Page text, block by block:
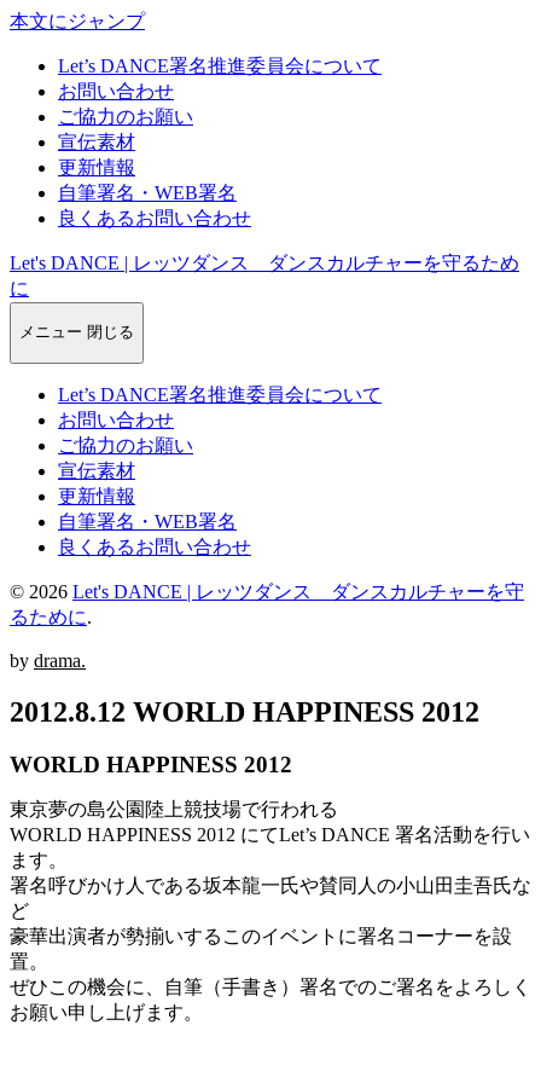
本文にジャンプ
Let’s DANCE署名推進委員会について
お問い合わせ
ご協力のお願い
宣伝素材
更新情報
自筆署名・WEB署名
良くあるお問い合わせ
Let's DANCE | レッツダンス ダンスカルチャーを守るため
に
メニュー 閉じる
Let’s DANCE署名推進委員会について
お問い合わせ
ご協力のお願い
宣伝素材
更新情報
自筆署名・WEB署名
良くあるお問い合わせ
© 2026 Let's DANCE | レッツダンス ダンスカルチャーを守
るために.
by drama.
2012.8.12 WORLD HAPPINESS 2012
WORLD HAPPINESS 2012
東京夢の島公園陸上競技場で行われる
WORLD HAPPINESS 2012 にてLet’s DANCE 署名活動を行い
ます。
署名呼びかけ人である坂本龍一氏や賛同人の小山田圭吾氏な
ど
豪華出演者が勢揃いするこのイベントに署名コーナーを設
置。
ぜひこの機会に、自筆（手書き）署名でのご署名をよろしく
お願い申し上げます。